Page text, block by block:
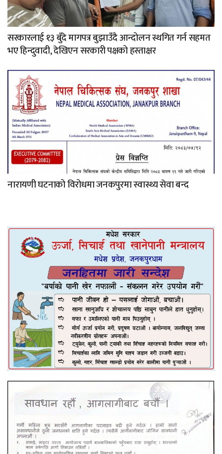
सरकारलाई १३ बुँदे मागपत्र बुझाउँदै आन्दोलन स्थगित गर्न सहमत
भए हिन्दुवादी, देखिएन सरकारी पक्षको हस्ताक्षर
नारायणी घटनाको विरोधमा जनकपुरमा स्वास्थ्य सेवा बन्द